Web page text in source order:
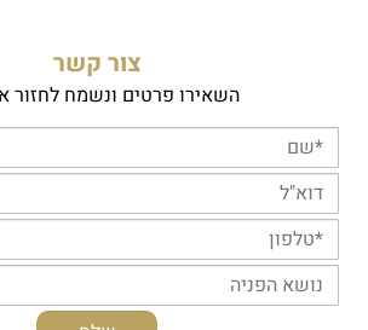
צור קשר
השאירו פרטים ונשמח לחזור